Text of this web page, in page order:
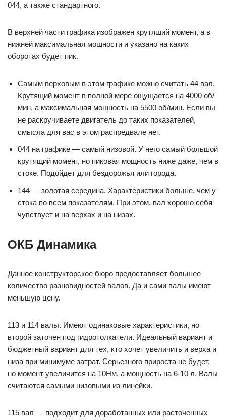
044, а также стандартного.
В верхней части графика изображен крутящий момент, а в
нижней максимальная мощности и указано на каких
оборотах будет пик.
Самым верховым в этом графике можно считать 44 вал.
Крутящий момент в полной мере ощущается на 4000 об/
мин, а максимальная мощность на 5500 об/мин. Если вы
не раскручиваете двигатель до таких показателей,
смысла для вас в этом распредвале нет.
044 на графике — самый низовой. У него самый большой
крутящий момент, но пиковая мощность ниже даже, чем в
стоке. Подойдет для бездорожья или города.
144 — золотая середина. Характеристики больше, чем у
стока по всем показателям. При этом, вал хорошо себя
чувствует и на верхах и на низах.
ОКБ Динамика
Данное конструкторское бюро предоставляет большее
количество разновидностей валов. Да и сами валы имеют
меньшую цену.
113 и 114 валы. Имеют одинаковые характеристики, но
второй заточен под гидротолкатели. Идеальный вариант и
бюджетный вариант для тех, кто хочет увеличить и верха и
низа при минимуме затрат. Серьезного прироста не будет,
но момент увеличится на 10Нм, а мощность на 6-10 л. Валы
считаются самыми низовыми из линейки.
115 вал — подходит для доработанных или расточенных